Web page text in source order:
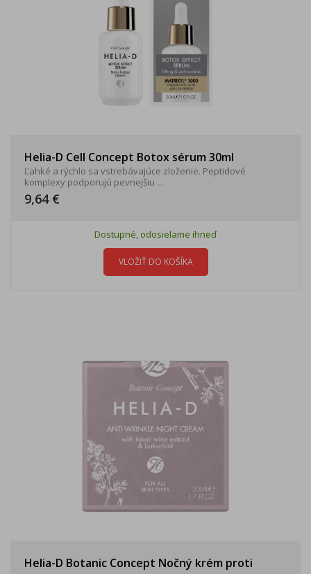
Helia-D Cell Concept Botox sérum 30ml
Ľahké a rýchlo sa vstrebávajúce zloženie. Peptidové
komplexy podporujú pevnejšiu ...
9,64 €
Dostupné, odosielame ihneď
VLOŽIŤ DO KOŠÍKA
Helia-D Botanic Concept Nočný krém proti